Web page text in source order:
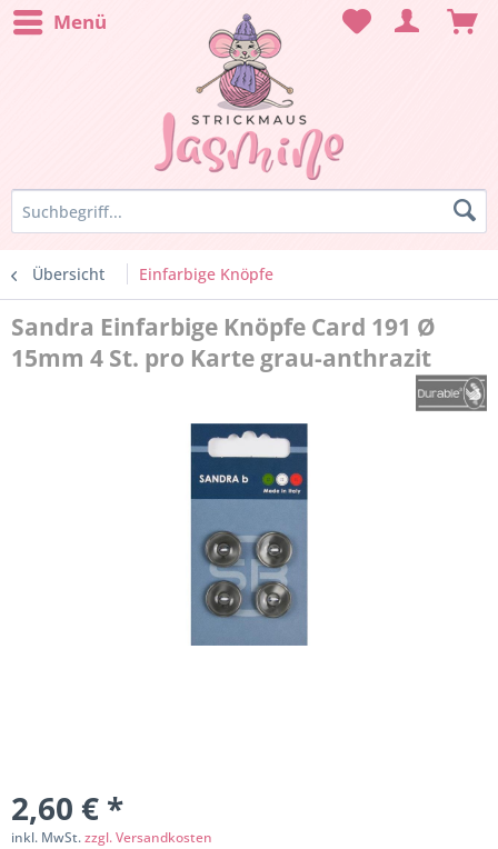
Menü
Übersicht Einfarbige Knöpfe
Sandra Einfarbige Knöpfe Card 191 Ø
15mm 4 St. pro Karte grau-anthrazit
2,60 € *
inkl. MwSt.zzgl. Versandkosten